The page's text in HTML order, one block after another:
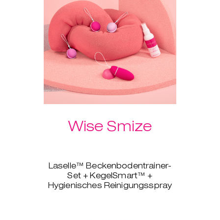
Wise Smize
Laselle™ Beckenbodentrainer-
Set + KegelSmart™ +
Hygienisches Reinigungsspray